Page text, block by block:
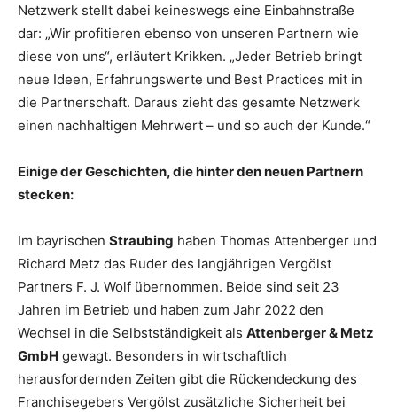
Netzwerk stellt dabei keineswegs eine Einbahnstraße
dar: „Wir profitieren ebenso von unseren Partnern wie
diese von uns“, erläutert Krikken. „Jeder Betrieb bringt
neue Ideen, Erfahrungswerte und Best Practices mit in
die Partnerschaft. Daraus zieht das gesamte Netzwerk
einen nachhaltigen Mehrwert – und so auch der Kunde.“
Einige der Geschichten, die hinter den neuen Partnern
stecken:
Im bayrischen Straubing haben Thomas Attenberger und
Richard Metz das Ruder des langjährigen Vergölst
Partners F. J. Wolf übernommen. Beide sind seit 23
Jahren im Betrieb und haben zum Jahr 2022 den
Wechsel in die Selbstständigkeit als Attenberger & Metz
GmbH gewagt. Besonders in wirtschaftlich
herausfordernden Zeiten gibt die Rückendeckung des
Franchisegebers Vergölst zusätzliche Sicherheit bei